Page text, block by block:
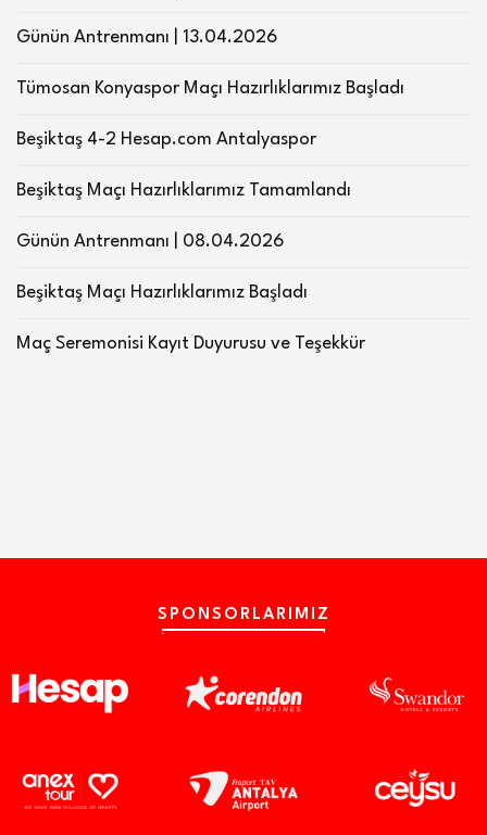
Günün Antrenmanı | 13.04.2026
Tümosan Konyaspor Maçı Hazırlıklarımız Başladı
Beşiktaş 4-2 Hesap.com Antalyaspor
Beşiktaş Maçı Hazırlıklarımız Tamamlandı
Günün Antrenmanı | 08.04.2026
Beşiktaş Maçı Hazırlıklarımız Başladı
Maç Seremonisi Kayıt Duyurusu ve Teşekkür
SPONSORLARIMIZ